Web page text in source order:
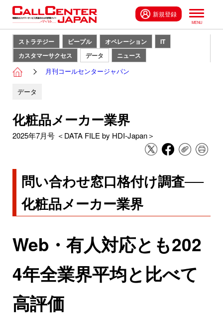
新規登録
ストラテジー ピープル オペレーション
IT
カスタマーサクセス
データ ニュース
月刊コールセンタージャパン
データ
化粧品メーカー業界
2025年7月号 ＜DATA FILE by HDI-Japan＞
問い合わせ窓口格付け調査──
化粧品メーカー業界
Web・有人対応とも202
4年全業界平均と比べて
高評価